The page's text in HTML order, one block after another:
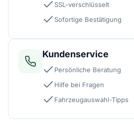
SSL-verschlüsselt
Sofortige Bestätigung
Kundenservice
Persönliche Beratung
Hilfe bei Fragen
Fahrzeugauswahl-Tipps